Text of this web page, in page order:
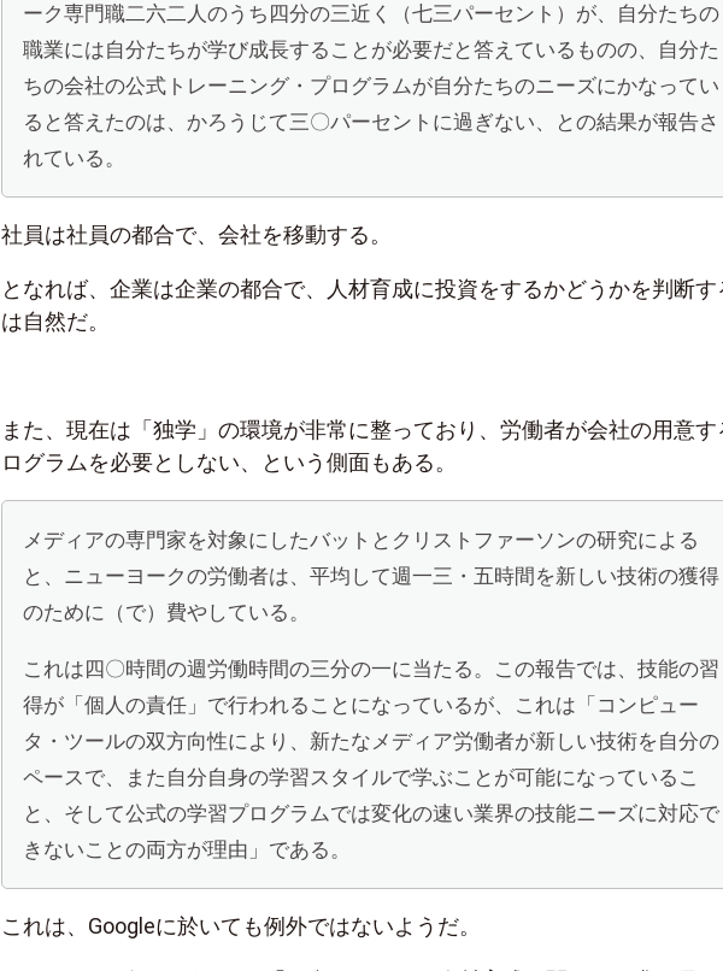
ーク専門職二六二人のうち四分の三近く（七三パーセント）が、自分たちの
職業には自分たちが学び成長することが必要だと答えているものの、自分た
ちの会社の公式トレーニング・プログラムが自分たちのニーズにかなってい
ると答えたのは、かろうじて三〇パーセントに過ぎない、との結果が報告さ
れている。
社員は社員の都合で、会社を移動する。
となれば、企業は企業の都合で、人材育成に投資をするかどうかを判断す
は自然だ。
また、現在は「独学」の環境が非常に整っており、労働者が会社の用意す
ログラムを必要としない、という側面もある。
メディアの専門家を対象にしたバットとクリストファーソンの研究による
と、ニューヨークの労働者は、平均して週一三・五時間を新しい技術の獲得
のために（で）費やしている。
これは四〇時間の週労働時間の三分の一に当たる。この報告では、技能の習
得が「個人の責任」で行われることになっているが、これは「コンピュー
タ・ツールの双方向性により、新たなメディア労働者が新しい技術を自分の
ペースで、また自分自身の学習スタイルで学ぶことが可能になっているこ
と、そして公式の学習プログラムでは変化の速い業界の技能ニーズに対応で
きないことの両方が理由」である。
これは、Googleに於いても例外ではないようだ。